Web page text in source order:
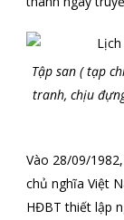
Tập san ( tạp
tranh, chịu
Vào 28/09/
chủ nghĩa Việt
HĐBT thiết lập